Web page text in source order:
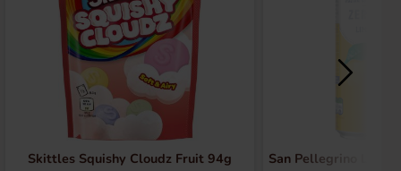
Skittles Squishy Cloudz Fruit 94g San Pellegrino